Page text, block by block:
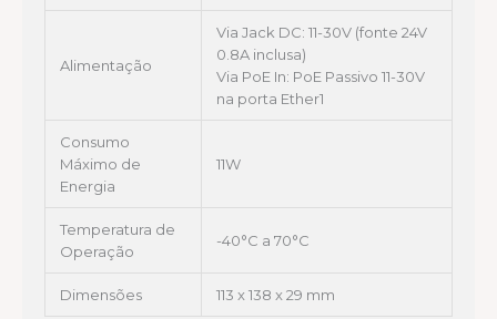
Alimentação
Via Jack DC: 11-30V (fonte 24V
0.8A inclusa)
Via PoE In: PoE Passivo 11-30V
na porta Ether1
Consumo
Máximo de
Energia
11W
Temperatura de
Operação
-40°C a 70°C
Dimensões 113 x 138 x 29 mm